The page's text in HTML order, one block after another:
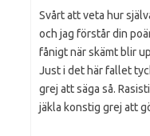
Svårt att veta hur
och jag förstår din
fånigt när skämt blir
Just i det här fallet
grej att säga så.
jäkla konstig grej att